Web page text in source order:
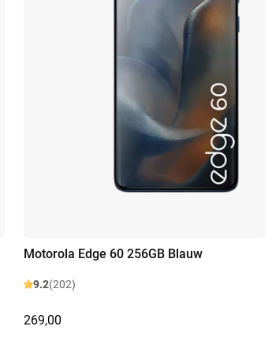
Motorola Edge 60 256GB Blauw
9.2(202)
269,00